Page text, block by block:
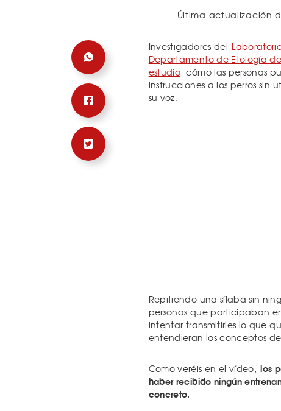
Última actualización
Investigadores del
Departamento de Etología de
estudio cómo las personas
instrucciones a los perros sin
su voz.
Repitiendo una sílaba sin
personas que participaban
intentar transmitirles lo que
entendieran los conceptos de
Como veréis en el vídeo, los
haber recibido ningún
concreto.